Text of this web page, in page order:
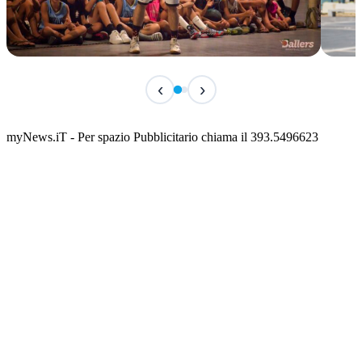
Classic Contest 3vs3 Memorial Michele
📅 6 Agosto 2026 · 09:00 · 📍 Lungomare C. Colombo
‹ ›
myNews.iT - Per spazio Pubblicitario chiama il 393.5496623